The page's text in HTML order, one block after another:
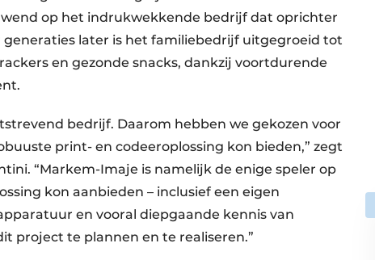
op het indrukwekkende bedrijf dat oprichter
generaties later is het familiebedrijf uitgegroeid tot
en gezonde snacks, dankzij voortdurende
bedrijf. Daarom hebben we gekozen voor
print- en codeeroplossing kon bieden,” zegt
“Markem-Imaje is namelijk de enige speler op
kon aanbieden – inclusief een eigen
en vooral diepgaande kennis van
project te plannen en te realiseren.”